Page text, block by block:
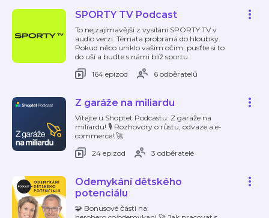
SPORTY TV Podcast
To nejzajímavější z vysíláni SPORTY TV v
audio verzi. Témata probraná do hloubky.
Pokud něco uniklo vašim očím, pusťte si to
do uší a buďte s námi blíž sportu.
164 epizod
6 odběratelů
Z garáže na miliardu
Vítejte u Shoptet Podcastu: Z garáže na
miliardu! 🎙️ Rozhovory o růstu, odvaze a e-
commerce! 🚀
24 epizod
3 odběratelé
Odemykání dětského
potenciálu
🧩 Bonusové části na: